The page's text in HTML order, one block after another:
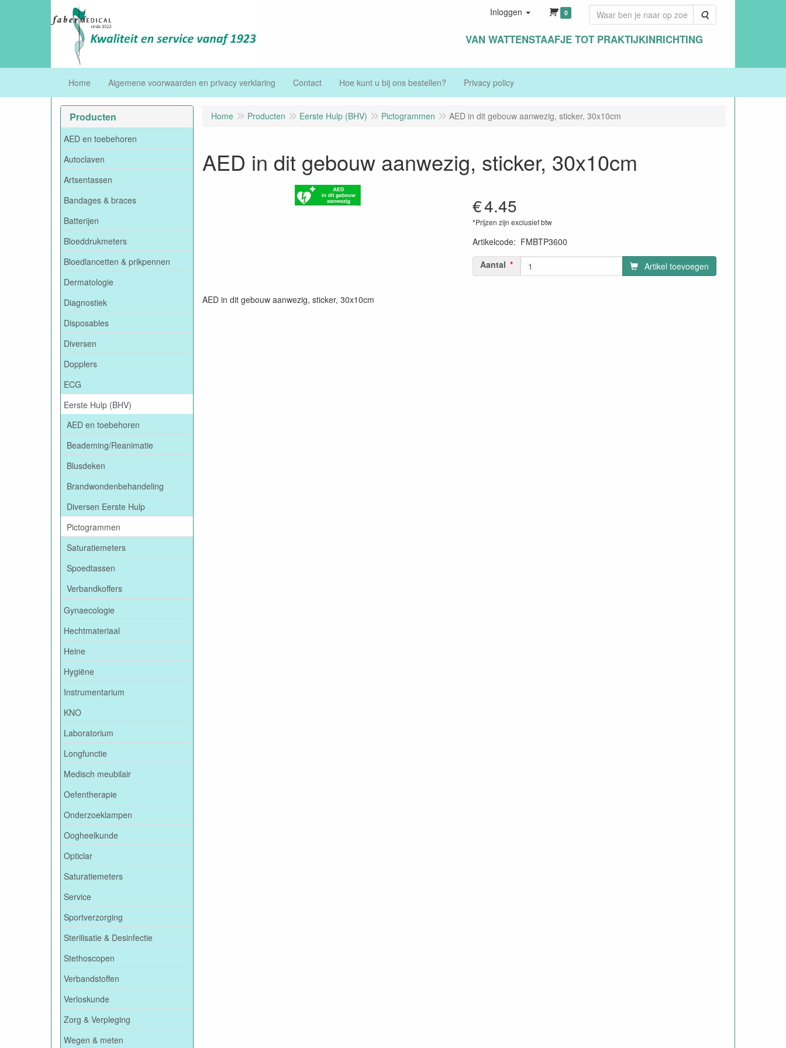
VAN WATTENSTAAFJE TOT PRAKTIJKINRICHTING
Inloggen 0 Zoeken
Home Algemene voorwaarden en privacy verklaring Contact Hoe kunt u bij ons bestellen? Privacy policy
Producten
AED en toebehoren
Autoclaven
Artsentassen
Bandages & braces
Batterijen
Bloeddrukmeters
Bloedlancetten & prikpennen
Dermatologie
Diagnostiek
Disposables
Diversen
Dopplers
ECG
Eerste Hulp (BHV)
AED en toebehoren
Beademing/Reanimatie
Blusdeken
Brandwondenbehandeling
Diversen Eerste Hulp
Pictogrammen
Saturatiemeters
Spoedtassen
Verbandkoffers
Gynaecologie
Hechtmateriaal
Heine
Hygiëne
Instrumentarium
KNO
Laboratorium
Longfunctie
Medisch meubilair
Oefentherapie
Onderzoeklampen
Oogheelkunde
Opticlar
Saturatiemeters
Service
Sportverzorging
Sterilisatie & Desinfectie
Stethoscopen
Verbandstoffen
Verloskunde
Zorg & Verpleging
Wegen & meten
Home Producten Eerste Hulp (BHV) Pictogrammen AED in dit gebouw aanwezig, sticker, 30x10cm
AED in dit gebouw aanwezig, sticker, 30x10cm
€4.45
*Prijzen zijn exclusief btw
Artikelcode: FMBTP3600
Aantal
Artikel toevoegen
AED in dit gebouw aanwezig, sticker, 30x10cm